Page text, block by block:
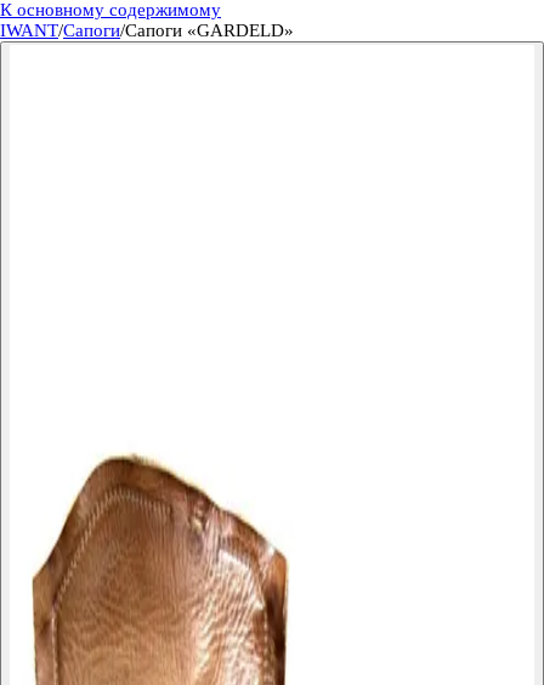
К основному содержимому
IWANT/Сапоги/Сапоги «GARDELD»